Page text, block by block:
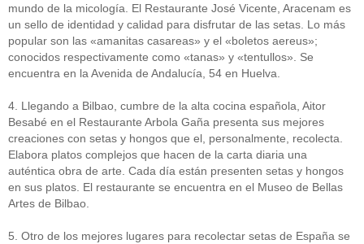
mundo de la micología. El Restaurante José Vicente, Aracenam es
un sello de identidad y calidad para disfrutar de las setas. Lo más
popular son las «amanitas casareas» y el «boletos aereus»;
conocidos respectivamente como «tanas» y «tentullos». Se
encuentra en la Avenida de Andalucía, 54 en Huelva.
4. Llegando a Bilbao, cumbre de la alta cocina española, Aitor
Besabé en el Restaurante Arbola Gaña presenta sus mejores
creaciones con setas y hongos que el, personalmente, recolecta.
Elabora platos complejos que hacen de la carta diaria una
auténtica obra de arte. Cada día están presenten setas y hongos
en sus platos. El restaurante se encuentra en el Museo de Bellas
Artes de Bilbao.
5. Otro de los mejores lugares para recolectar setas de España se